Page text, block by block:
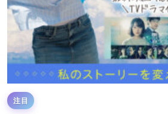
注目